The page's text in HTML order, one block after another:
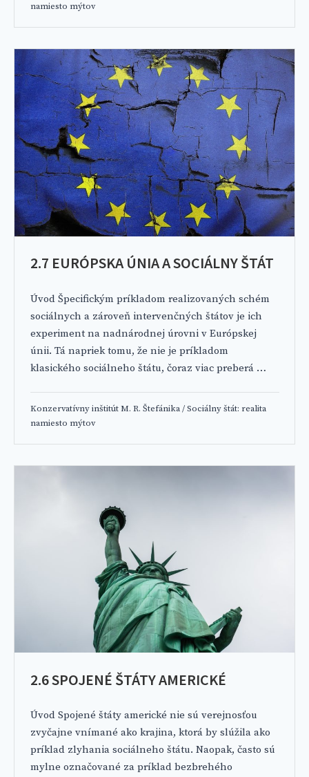
namiesto mýtov
2.7 EURÓPSKA ÚNIA A SOCIÁLNY ŠTÁT
Úvod Špecifickým príkladom realizovaných schém
sociálnych a zároveň intervenčných štátov je ich
experiment na nadnárodnej úrovni v Európskej
únii. Tá napriek tomu, že nie je príkladom
klasického sociálneho štátu, čoraz viac preberá …
Konzervatívny inštitút M. R. Štefánika/Sociálny štát: realita
namiesto mýtov
2.6 SPOJENÉ ŠTÁTY AMERICKÉ
Úvod Spojené štáty americké nie sú verejnosťou
zvyčajne vnímané ako krajina, ktorá by slúžila ako
príklad zlyhania sociálneho štátu. Naopak, často sú
mylne označované za príklad bezbrehého